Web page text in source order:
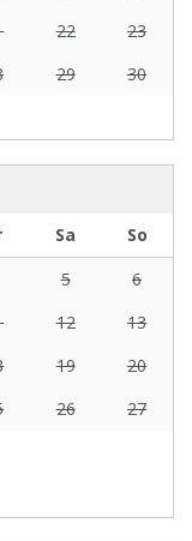
22
23
29
30
Sa
So
5
6
12
13
19
20
26
27